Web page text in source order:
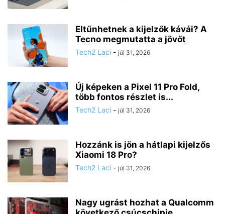
Eltűnhetnek a kijelzők kávái? A
Tecno megmutatta a jövőt
Tech2 Laci - júl 31, 2026
Új képeken a Pixel 11 Pro Fold,
több fontos részlet is...
Tech2 Laci - júl 31, 2026
Hozzánk is jön a hátlapi kijelzős
Xiaomi 18 Pro?
Tech2 Laci - júl 31, 2026
Nagy ugrást hozhat a Qualcomm